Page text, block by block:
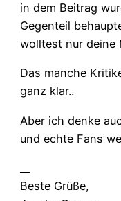
in dem Beitrag
Gegenteil
wolltest nur deine
Das manche
ganz klar..
Aber ich denke
und echte Fans
Beste Grüße,